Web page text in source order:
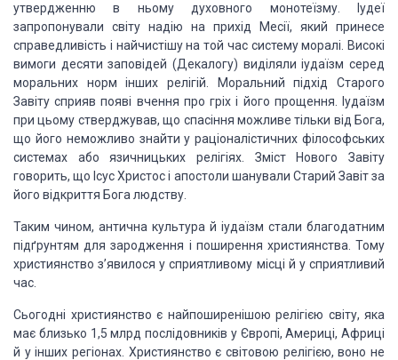
утвердженню в ньому духовного монотеїзму. Іудеї
запропонували світу надію на прихід Месії, який принесе
справедливість і найчисті­шу на той час системуморалі. Високі
вимоги десяти заповідей (Декалогу) виділяли іудаїзм серед
моральних норм інших релігій. Моральний підхід Старого
Завіту сприяв появі вчення про гріх і його прощення. Іудаїзм
при цьому стверджував, що спасіння можливе тільки від Бога,
що його неможливо знайти у раціоналістичних філософських
системах або язичницьких релігіях. Зміст Нового Завіту
говорить, що Ісус Христос і апостоли шану­вали Старий Завіт за
його відкриття Бога людству.
Таким чином, антична культура й іудаїзм стали благодатним
підґрунтям для зародження і поширення християнства. Тому
християнство з’явилося у сприятливому місці й у сприятливий
час.
Сьогодні християнство є найпоширенішою релігією світу, яка
має близько 1,5 млрд послідовників у Європі, Америці, Африці
й у інших регіонах. Християнство є світовою релігією, воно не